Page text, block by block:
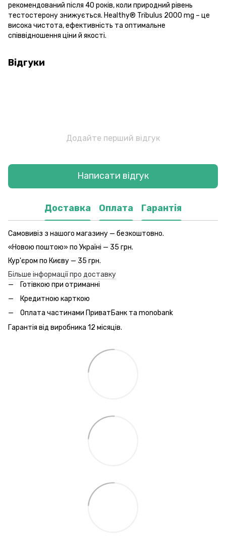
рекомендований після 40 років, коли природний рівень
тестостерону знижується. Healthy® Tribulus 2000 mg – це
висока чистота, ефективність та оптимальне
співвідношення ціни й якості.
Відгуки
Додайте перший відгук
Написати відгук
Доставка Оплата Гарантія
Самовивіз з нашого магазину — безкоштовно.
«Новою поштою» по Україні — 35 грн.
Кур'єром по Києву — 35 грн.
Більше інформації про доставку
Готівкою при отриманні
Кредитною карткою
Оплата частинами ПриватБанк та monobank
Гарантія від виробника 12 місяців.